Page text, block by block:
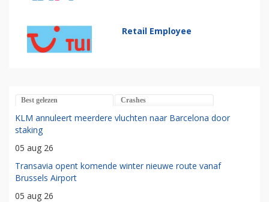
Retail Employee
Best gelezen Crashes
KLM annuleert meerdere vluchten naar Barcelona door
staking
05 aug 26
Transavia opent komende winter nieuwe route vanaf
Brussels Airport
05 aug 26